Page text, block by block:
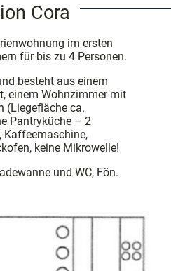
Cora
im ersten
für bis zu 4 Personen.
besteht aus einem
einem Wohnzimmer mit
(Liegefläche ca.
Pantryküche – 2
Kaffeemaschine,
keine Mikrowelle!
und WC, Fön.